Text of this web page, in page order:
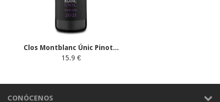
Clos Montblanc Únic Pinot...
15.9 €
CONÓCENOS